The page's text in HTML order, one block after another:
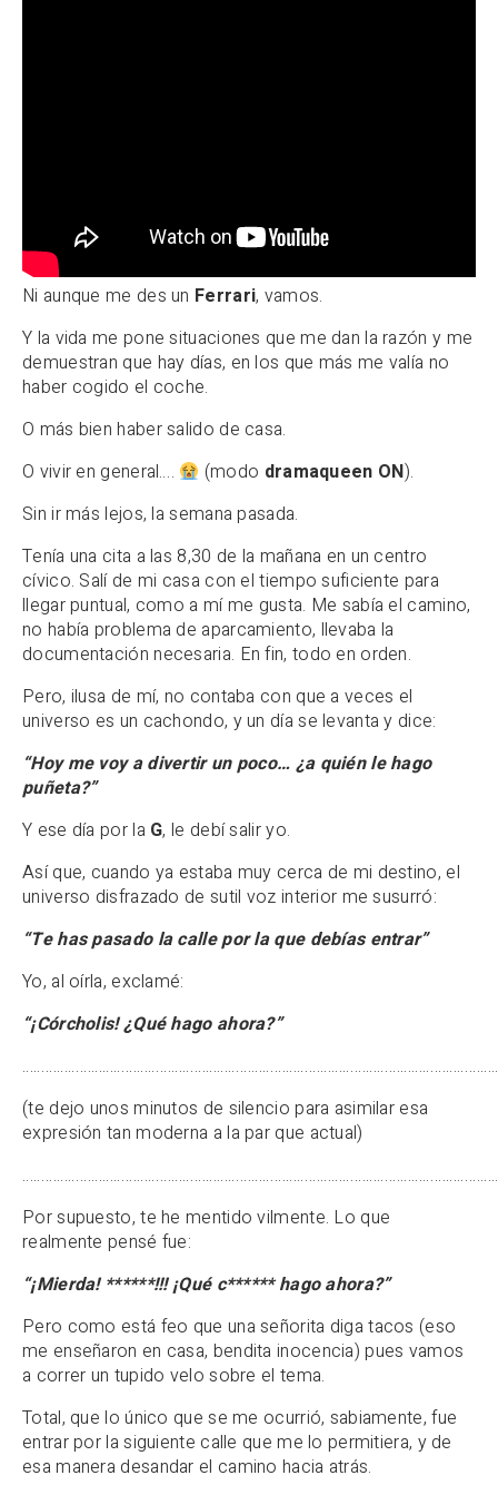
Ni aunque me des un Ferrari, vamos.
Y la vida me pone situaciones que me dan la razón y me
demuestran que hay días, en los que más me valía no
haber cogido el coche.
O más bien haber salido de casa.
O vivir en general….
(modo dramaqueen ON).
Sin ir más lejos, la semana pasada.
Tenía una cita a las 8,30 de la mañana en un centro
cívico. Salí de mi casa con el tiempo suficiente para
llegar puntual, como a mí me gusta. Me sabía el camino,
no había problema de aparcamiento, llevaba la
documentación necesaria. En fin, todo en orden.
Pero, ilusa de mí, no contaba con que a veces el
universo es un cachondo, y un día se levanta y dice:
“Hoy me voy a divertir un poco… ¿a quién le hago
puñeta?”
Y ese día por la G, le debí salir yo.
Así que, cuando ya estaba muy cerca de mi destino, el
universo disfrazado de sutil voz interior me susurró:
“Te has pasado la calle por la que debías entrar”
Yo, al oírla, exclamé:
“¡Córcholis! ¿Qué hago ahora?”
(te dejo unos minutos de silencio para asimilar esa
expresión tan moderna a la par que actual)
Por supuesto, te he mentido vilmente. Lo que
realmente pensé fue:
“¡Mierda! ******!!! ¡Qué c****** hago ahora?”
Pero como está feo que una señorita diga tacos (eso
me enseñaron en casa, bendita inocencia) pues vamos
a correr un tupido velo sobre el tema.
Total, que lo único que se me ocurrió, sabiamente, fue
entrar por la siguiente calle que me lo permitiera, y de
esa manera desandar el camino hacia atrás.